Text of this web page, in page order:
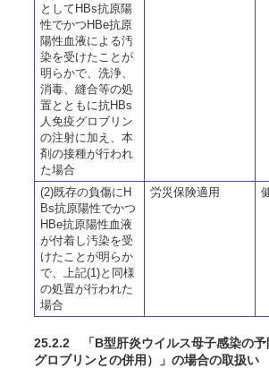
としてHBs抗原陽
性でかつHBe抗原
陽性血液による汚
染を受けたことが
明らかで、洗浄、
消毒、縫合等の処
置とともに抗HBs
人免疫グロブリン
の注射に加え、本
剤の接種が行われ
た場合
(2)既存の負傷にH
Bs抗原陽性でかつ
HBe抗原陽性血液
が付着し汚染を受
けたことが明らか
で、上記(1)と同様
の処置が行われた
場合
労災保険適用
25.2.2 「B型肝炎ウイルス母子感染の
グロブリンとの併用）」の場合の取扱い